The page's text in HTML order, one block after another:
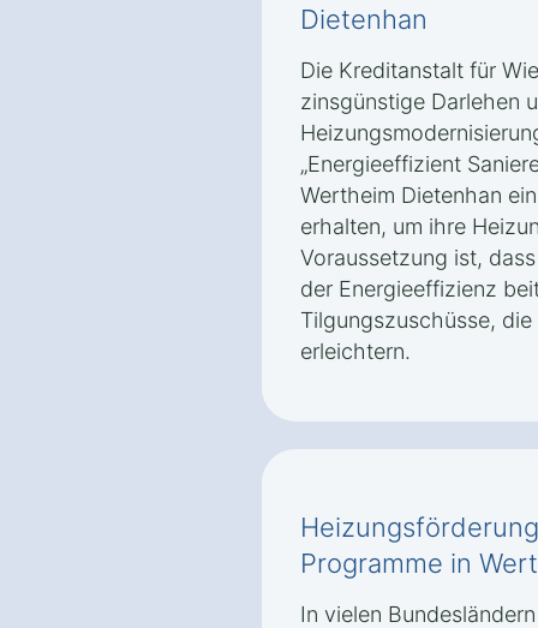
Dietenhan
Die Kreditanstalt für
zinsgünstige Darlehen
„Energieeffizient
Wertheim Dietenhan
erhalten, um ihre
Voraussetzung ist,
der Energieeffizienz
Tilgungszuschüsse,
erleichtern.
Programme in
In vielen